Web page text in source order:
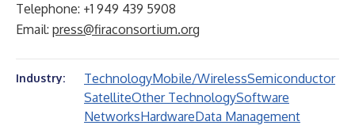
Telephone: +1 949 439 5908
Email: press@firaconsortium.org
Industry: TechnologyMobile/WirelessSemiconductor
SatelliteOther TechnologySoftware
NetworksHardwareData Management